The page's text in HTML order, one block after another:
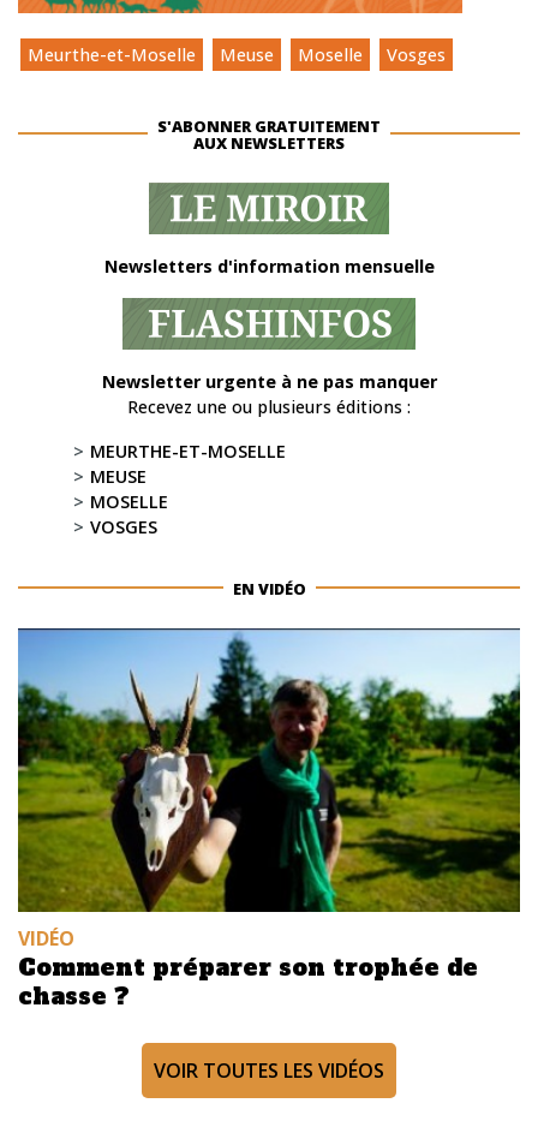
Meurthe-et-Moselle Meuse Moselle Vosges
S'ABONNER GRATUITEMENT
AUX NEWSLETTERS
Newsletters d'information mensuelle
Newsletter urgente à ne pas manquer
Recevez une ou plusieurs éditions :
MEURTHE-ET-MOSELLE
MEUSE
MOSELLE
VOSGES
EN VIDÉO
VIDÉO
Comment préparer son trophée de
chasse ?
VOIR TOUTES LES VIDÉOS